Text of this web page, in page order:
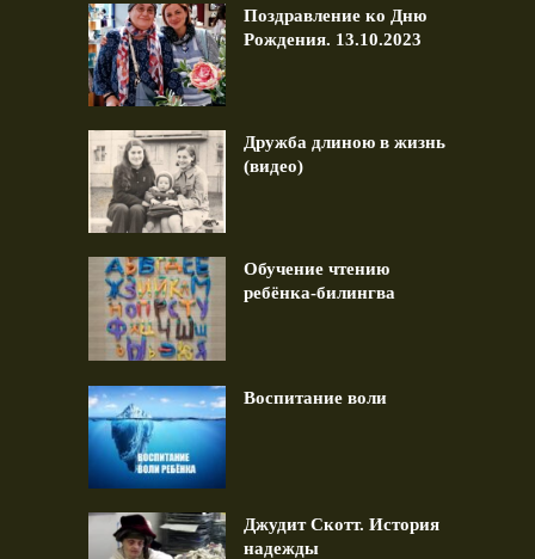
Поздравление ко Дню
Рождения. 13.10.2023
Дружба длиною в жизнь
(видео)
Обучение чтению
ребёнка-билингва
Воспитание воли
Джудит Скотт. История
надежды